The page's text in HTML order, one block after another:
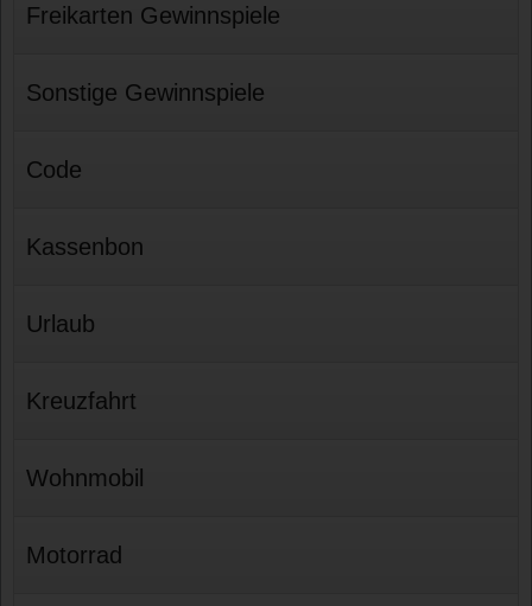
Freikarten Gewinnspiele
Sonstige Gewinnspiele
Code
Kassenbon
Urlaub
Kreuzfahrt
Wohnmobil
Motorrad